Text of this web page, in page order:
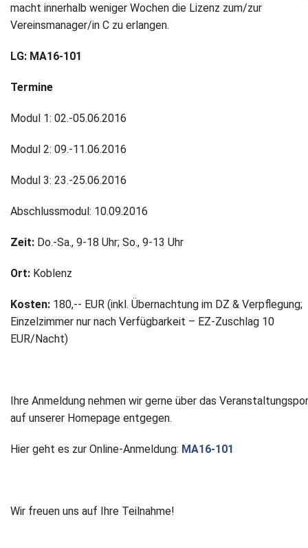
macht innerhalb weniger Wochen die Lizenz zum/zur
Vereinsmanager/in C zu erlangen.
LG: MA16-101
Termine
Modul 1: 02.-05.06.2016
Modul 2: 09.-11.06.2016
Modul 3: 23.-25.06.2016
Abschlussmodul: 10.09.2016
Zeit: Do.-Sa., 9-18 Uhr; So., 9-13 Uhr
Ort: Koblenz
Kosten: 180,-- EUR (inkl. Übernachtung im DZ & Verpflegung;
Einzelzimmer nur nach Verfügbarkeit – EZ-Zuschlag 10
EUR/Nacht)
Ihre Anmeldung nehmen wir gerne über das
auf unserer Homepage entgegen.
Hier geht es zur Online-Anmeldung: MA16-101
Wir freuen uns auf Ihre Teilnahme!